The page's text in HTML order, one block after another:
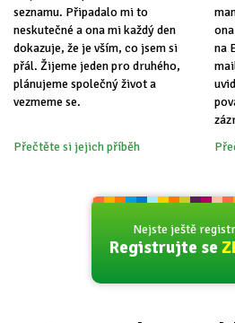
seznamu. Připadalo mi to
neskutečné a ona mi každý den
dokazuje, že je vším, co jsem si
přál. Žijeme jeden pro druhého,
plánujeme společný život a
vezmeme se.
Přečtěte si jejich příběh
na
Nejste ještě
Registrujte se